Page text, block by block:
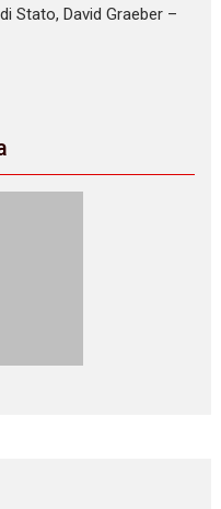
Stato, David Graeber –